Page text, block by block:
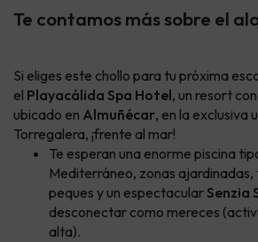
Te contamos más sobre el
Si eliges este chollo para tu próxima
el Playacálida Spa Hotel, un resort
ubicado en Almuñécar, en la exclusiva
Torregalera, ¡frente al mar!
Te esperan una enorme piscina
Mediterráneo, zonas
peques y un espectacular Senzia
desconectar como mereces
alta).